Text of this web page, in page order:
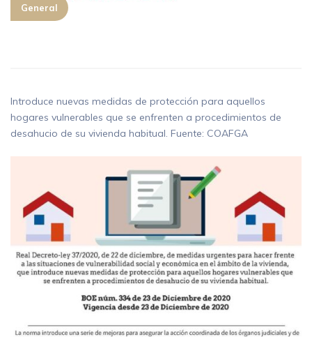
General
Introduce nuevas medidas de protección para aquellos
hogares vulnerables que se enfrenten a procedimientos de
desahucio de su vivienda habitual. Fuente: COAFGA